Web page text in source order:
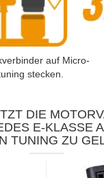
auf Micro-
stecken.
DIE
E-KLASSE
TUNING ZU